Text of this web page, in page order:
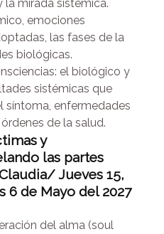
mirada sistémica.
emociones
las fases de la
biológicas.
el biológico y
sistémicas que
síntoma, enfermedades
de la salud.
y
las partes
Jueves 15,
6 de Mayo del 2027
del alma (soul